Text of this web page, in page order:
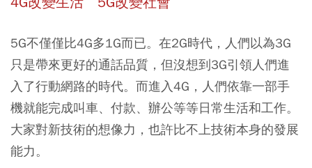
5G不僅僅比4G多1G而已。在2G時代，人們以為3G
只是帶來更好的通話品質，但沒想到3G引領人們進
入了行動網路的時代。而進入4G，人們依靠一部手
機就能完成叫車、付款、辦公等等日常生活和工作。
大家對新技術的想像力，也許比不上技術本身的發展
能力。